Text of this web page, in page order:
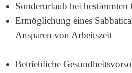
Sonderurlaub bei bestimmten
Ermöglichung eines
Ansparen von Arbeitszeit
Betriebliche